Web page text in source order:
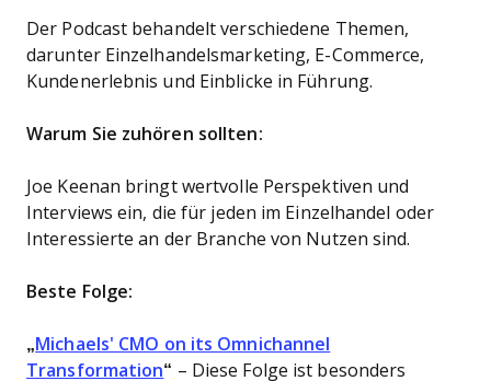
Der Podcast behandelt verschiedene Themen,
darunter Einzelhandelsmarketing, E-Commerce,
Kundenerlebnis und Einblicke in Führung.
Warum Sie zuhören sollten:
Joe Keenan bringt wertvolle Perspektiven und
Interviews ein, die für jeden im Einzelhandel oder
Interessierte an der Branche von Nutzen sind.
Beste Folge:
„ Michaels' CMO on its Omnichannel
Transformation“ – Diese Folge ist besonders